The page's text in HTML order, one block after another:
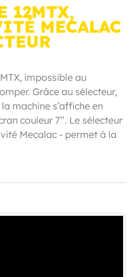
12MTX,
MECALAC
impossible au
Grâce au sélecteur,
machine s’affiche en
couleur 7’’. Le sélecteur
Mecalac - permet à la